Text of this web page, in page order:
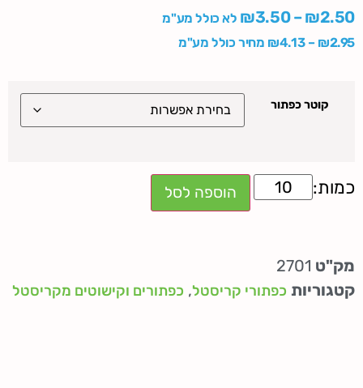
₪2.50
–
₪3.50
לא כולל מע"מ
₪2.95
–
₪4.13 מחיר כולל מע"מ
קוטר כפתור
הוספה לסל
מק"ט 2701
קטגוריות כפתורי קריסטל, כפתורים וקישוטים מקריסטל